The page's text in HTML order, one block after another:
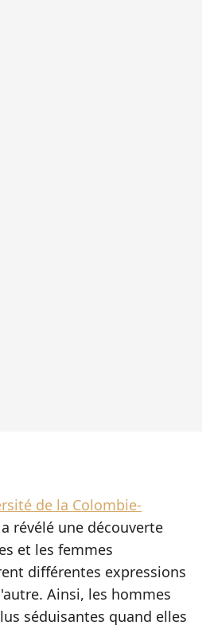
de la Colombie-
a révélé une découverte
et les femmes
différentes expressions
Ainsi, les hommes
séduisantes quand elles